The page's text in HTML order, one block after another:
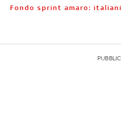
Fondo sprint amaro: